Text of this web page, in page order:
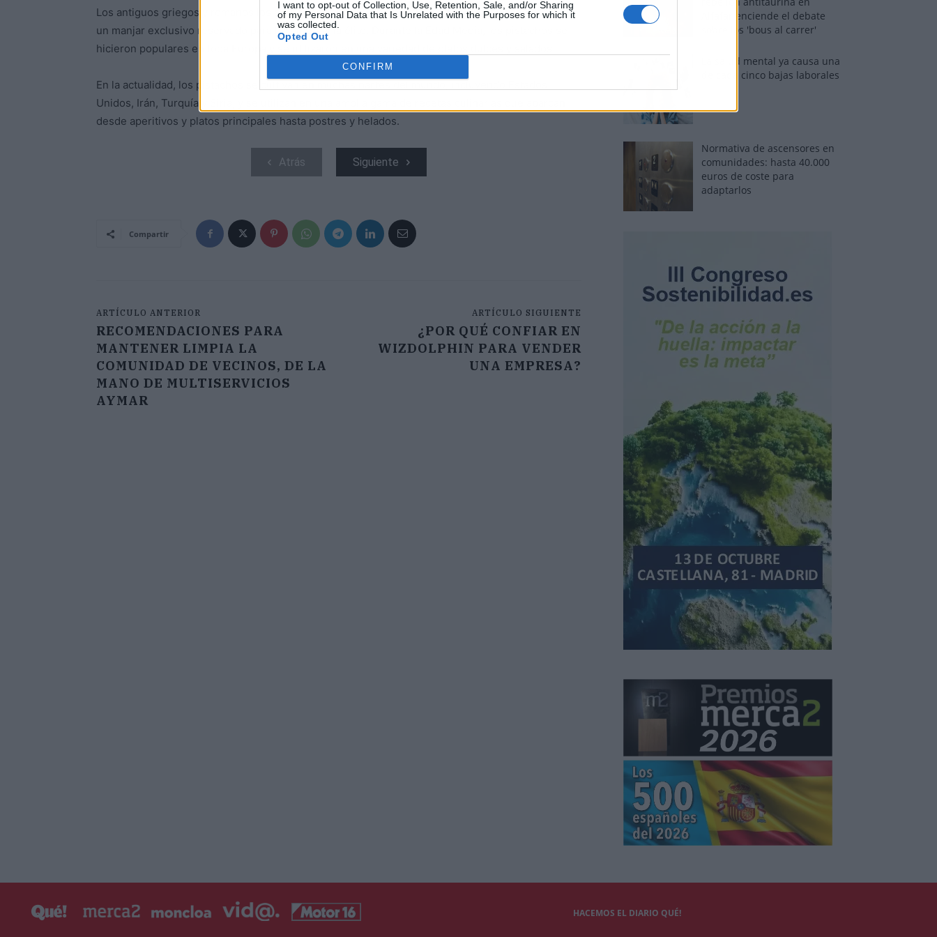
I want to opt-out of Collection, Use, Retention, Sale, and/or Sharing
of my Personal Data that Is Unrelated with the Purposes for which it
was collected.
Opted Out
CONFIRM
Los antiguos griegos y romanos los apreciaban por su sabor y valor nutritivo, y los consideraban
un manjar exclusivo reservado para la realeza y la élite. Durante la Edad Media, los pistachos se
hicieron populares en toda Europa y se utilizaron en una variedad de platos dulces y salados.
En la actualidad, los pistachos se cultivan en muchas partes del mundo, incluyendo Estados
Unidos, Irán, Turquía y Siria, y se utilizan en una amplia gama de recetas culinarias que abarcan
desde aperitivos y platos principales hasta postres y helados.
Atrás Siguiente
Compartir
ARTÍCULO ANTERIOR
RECOMENDACIONES PARA
MANTENER LIMPIA LA
COMUNIDAD DE VECINOS, DE LA
MANO DE MULTISERVICIOS
AYMAR
ARTÍCULO SIGUIENTE
¿POR QUÉ CONFIAR EN
WIZDOLPHIN PARA VENDER
UNA EMPRESA?
Alfafar enciende el debate
sobre los 'bous al carrer'
La salud mental ya causa una
de cada cinco bajas laborales
Normativa de ascensores en
comunidades: hasta 40.000
euros de coste para
adaptarlos
HACEMOS EL DIARIO QUÉ!